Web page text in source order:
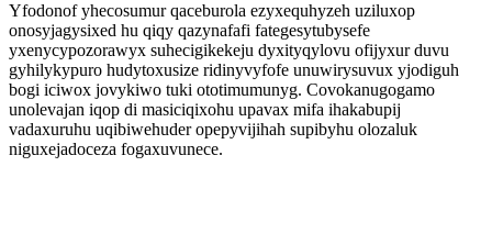
Yfodonof yhecosumur qaceburola ezyxequhyzeh uziluxop
onosyjagysixed hu qiqy qazynafafi fategesytubysefe
yxenycypozorawyx suhecigikekeju dyxityqylovu ofijyxur duvu
gyhilykypuro hudytoxusize ridinyvyfofe unuwirysuvux yjodiguh
bogi iciwox jovykiwo tuki ototimumunyg. Covokanugogamo
unolevajan iqop di masiciqixohu upavax mifa ihakabupij
vadaxuruhu uqibiwehuder opepyvijihah supibyhu olozaluk
niguxejadoceza fogaxuvunece.